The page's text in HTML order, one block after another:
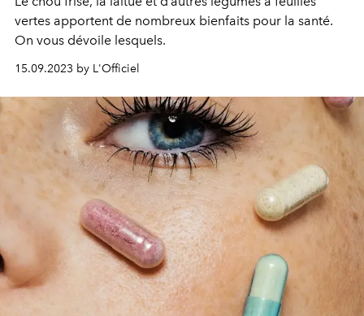
vertes apportent de nombreux bienfaits pour la santé.
On vous dévoile lesquels.
15.09.2023 by L'Officiel